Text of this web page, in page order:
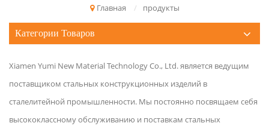
Главная / продукты
Категории Товаров
Xiamen Yumi New Material Technology Co., Ltd. является ведущим
поставщиком стальных конструкционных изделий в
сталелитейной промышленности. Мы постоянно посвящаем себя
высококлассному обслуживанию и поставкам стальных